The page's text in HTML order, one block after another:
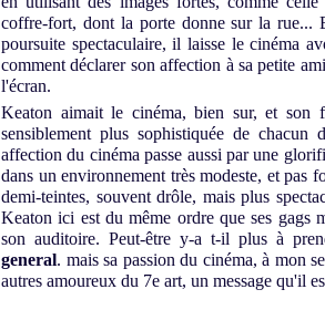
coffre-fort, dont la porte donne sur la rue...
poursuite spectaculaire, il laisse le cinéma
comment déclarer son affection à sa petite
l'écran.
Keaton aimait le cinéma, bien sur, et
sensiblement plus sophistiquée de
affection du cinéma passe aussi par une
dans un environnement très modeste, et pas
demi-teintes, souvent drôle, mais plus
Keaton ici est du même ordre que ses gags
son auditoire. Peut-être y-a t-il plus à
general. mais sa passion du cinéma, à mon
autres amoureux du 7e art, un message qu'il